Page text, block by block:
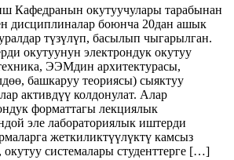
Кафедранын окутуучулары тарабынан
дисциплиналар боюнча 20дан ашык
түзүлүп, басылып чыгарылган.
окутуунун электрондук окутуу
ЭЭМдин архитектурасы,
башкаруу теориясы) сыяктуу
активдүү колдонулат. Алар
форматтагы лекциялык
эле лабораториялык иштерди
жеткиликтүүлүктү камсыз
системалары студенттерге […]